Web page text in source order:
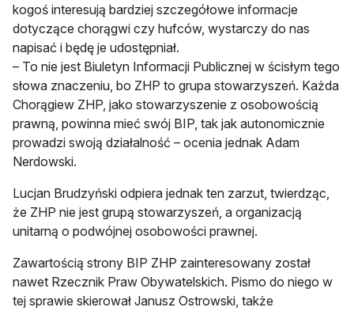
kogoś interesują bardziej szczegółowe informacje
dotyczące chorągwi czy hufców, wystarczy do nas
napisać i będę je udostępniał.
– To nie jest Biuletyn Informacji Publicznej w ścisłym tego
słowa znaczeniu, bo ZHP to grupa stowarzyszeń. Każda
Chorągiew ZHP, jako stowarzyszenie z osobowością
prawną, powinna mieć swój BIP, tak jak autonomicznie
prowadzi swoją działalność – ocenia jednak Adam
Nerdowski.
Lucjan Brudzyński odpiera jednak ten zarzut, twierdząc,
że ZHP nie jest grupą stowarzyszeń, a organizacją
unitarną o podwójnej osobowości prawnej.
Zawartością strony BIP ZHP zainteresowany został
nawet Rzecznik Praw Obywatelskich. Pismo do niego w
tej sprawie skierował Janusz Ostrowski, także